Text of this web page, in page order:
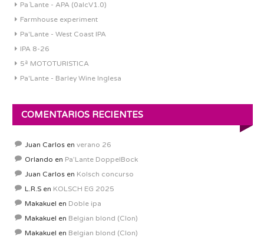
Pa´Lante - APA (0alcV1.0)
Farmhouse experiment
Pa'Lante - West Coast IPA
IPA 8-26
5ª MOTOTURISTICA
Pa'Lante - Barley Wine Inglesa
COMENTARIOS RECIENTES
Juan Carlos en verano 26
Orlando en Pa’Lante DoppelBock
Juan Carlos en Kolsch concurso
L.R.S en KOLSCH EG 2025
Makakuel en Doble ipa
Makakuel en Belgian blond (Clon)
Makakuel en Belgian blond (Clon)